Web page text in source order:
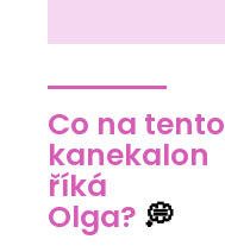
Co na tento
kanekalon
říká
Olga? 💭